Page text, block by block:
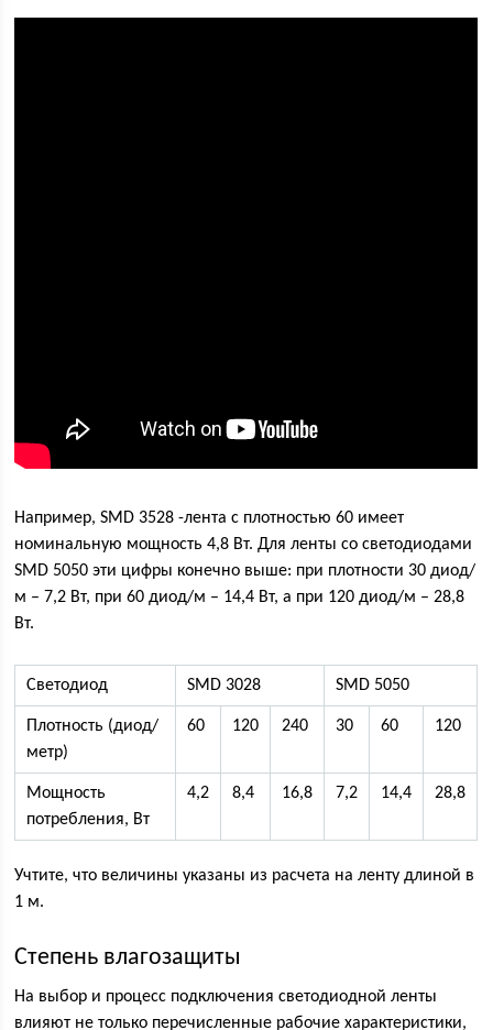
Например, SMD 3528 -лента с плотностью 60 имеет
номинальную мощность 4,8 Вт. Для ленты со светодиодами
SMD 5050 эти цифры конечно выше: при плотности 30 диод/
м – 7,2 Вт, при 60 диод/м – 14,4 Вт, а при 120 диод/м – 28,8
Вт.
Светодиод SMD 3028 SMD 5050
Плотность (диод/
метр)
60 120 240 30 60 120
Мощность
потребления, Вт
4,2 8,4 16,8 7,2 14,4 28,8
Учтите, что величины указаны из расчета на ленту длиной в
1 м.
Степень влагозащиты
На выбор и процесс подключения светодиодной ленты
влияют не только перечисленные рабочие характеристики,